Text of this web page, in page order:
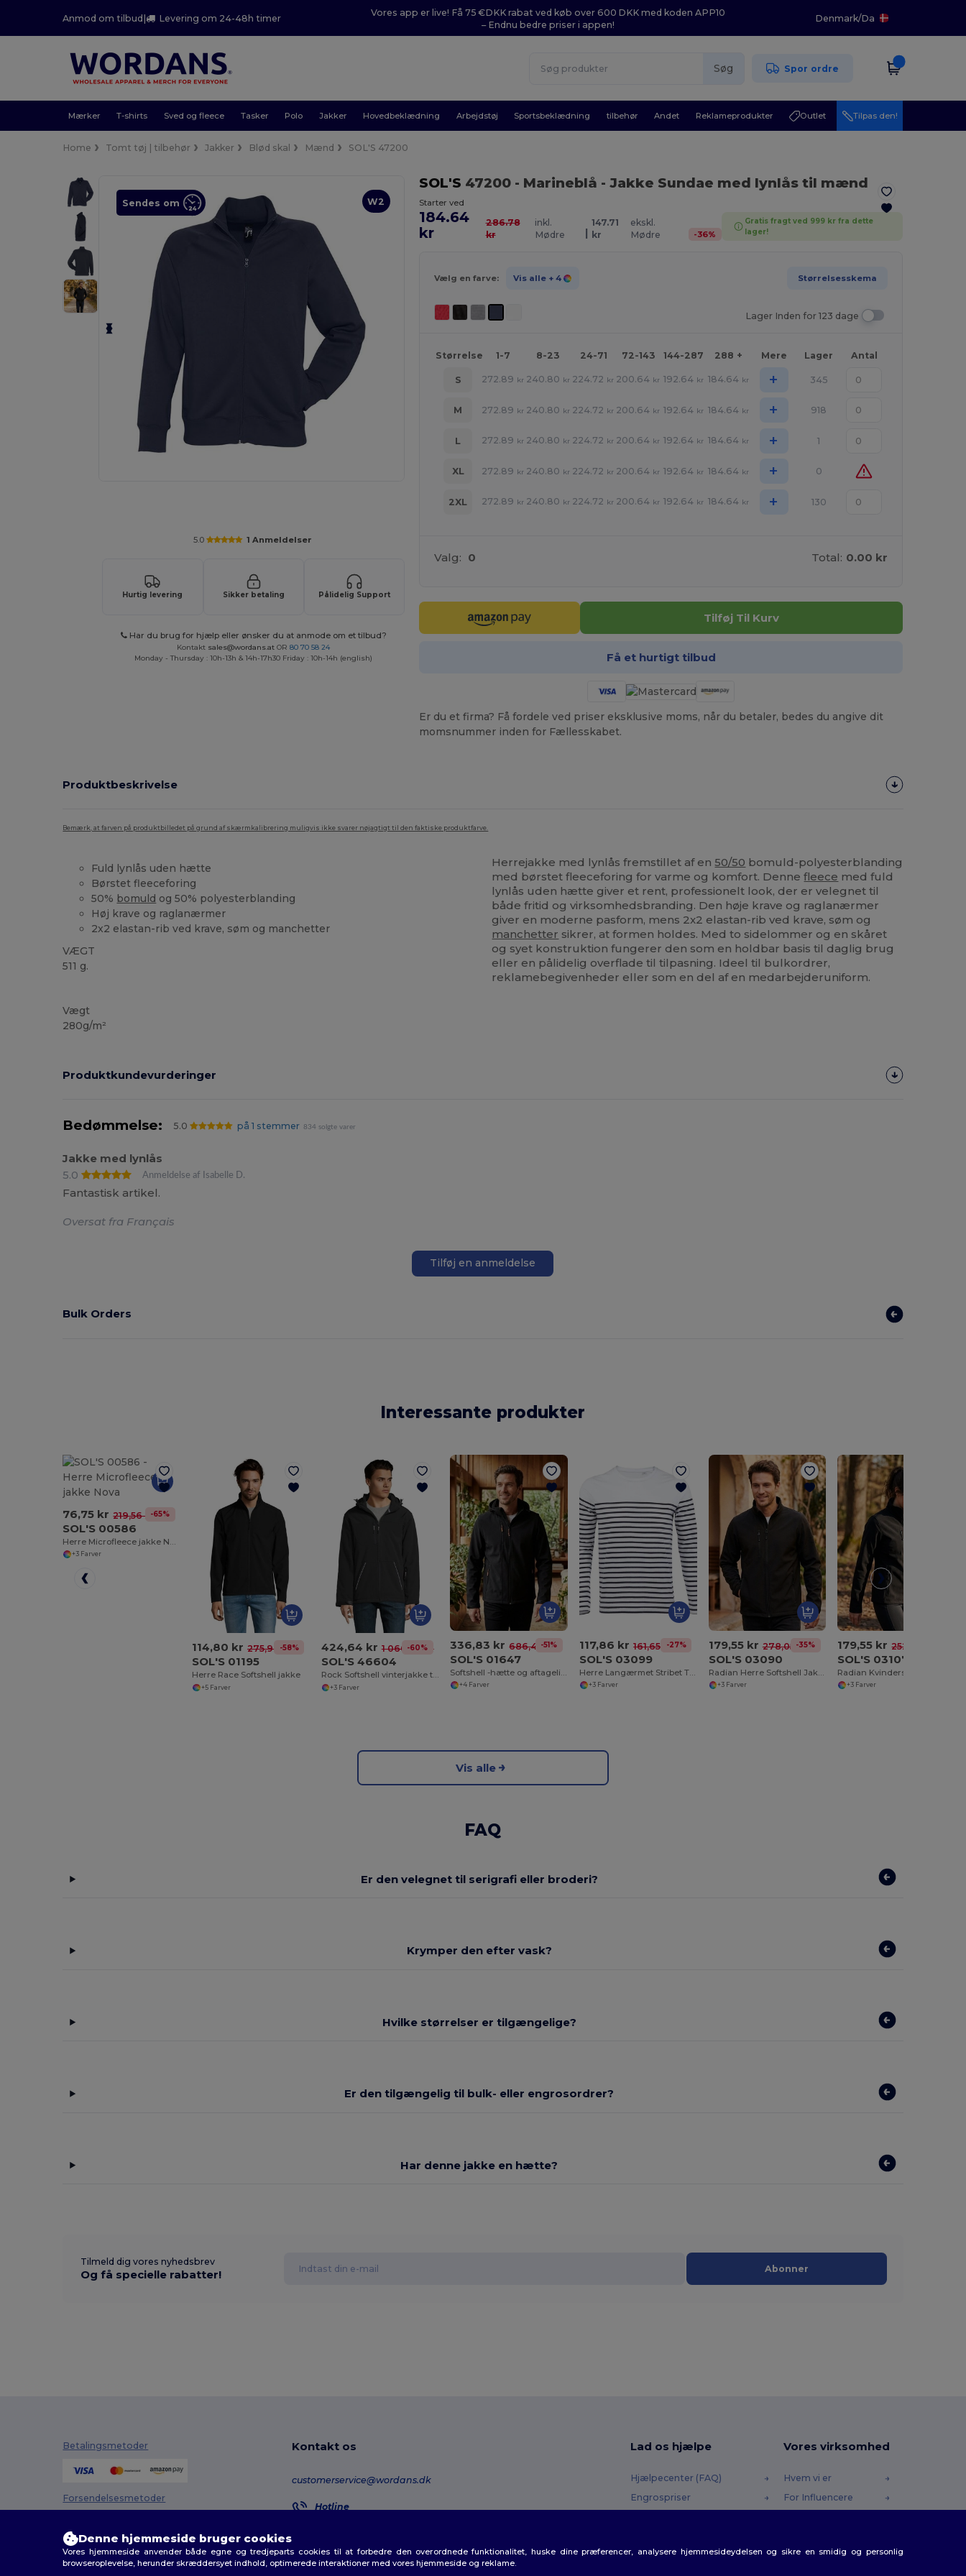
Anmod om tilbud| Levering om 24-48h timer
Vores app er live! Få 75 €DKK rabat ved køb over 600 DKK med koden APP10
– Endnu bedre priser i appen!
Denmark/Da
Søg Spor ordre
Mærker T-shirts Sved og fleece Tasker Polo Jakker Hovedbeklædning Arbejdstøj Sportsbeklædning tilbehør Andet Reklameprodukter Outlet Tilpas den!
Home Tomt tøj | tilbehør Jakker Blød skal Mænd SOL'S 47200
W2
Sendes om
5.0 1 Anmeldelser
Hurtig levering Sikker betaling Pålidelig Support
Har du brug for hjælp eller ønsker du at anmode om et tilbud?
Kontakt sales@wordans.at OR80 70 58 24
Monday - Thursday : 10h-13h & 14h-17h30 Friday : 10h-14h (english)
SOL'S 47200 - Marineblå - Jakke Sundae med lynlås til mænd
Starter ved
184.64
kr
286.78
kr
inkl.
Mødre
|
147.71
kr
ekskl.
Mødre
-36%
Gratis fragt ved 999 kr fra dette
lager!
Vælg en farve: Vis alle + 4 Størrelsesskema
Lager Inden for 123 dage
Størrelse 1-7 8-23 24-71 72-143 144-287 288 + Mere Lager Antal
S 272.89 kr 240.80 kr 224.72 kr 200.64 kr 192.64 kr 184.64 kr + 345
M 272.89 kr 240.80 kr 224.72 kr 200.64 kr 192.64 kr 184.64 kr + 918
L 272.89 kr 240.80 kr 224.72 kr 200.64 kr 192.64 kr 184.64 kr + 1
XL 272.89 kr 240.80 kr 224.72 kr 200.64 kr 192.64 kr 184.64 kr + 0
2XL 272.89 kr 240.80 kr 224.72 kr 200.64 kr 192.64 kr 184.64 kr + 130
Valg: 0 Total: 0.00 kr
Tilføj Til Kurv
Få et hurtigt tilbud
Er du et firma? Få fordele ved priser eksklusive moms, når du betaler, bedes du angive dit
momsnummer inden for Fællesskabet.
Produktbeskrivelse
Bemærk, at farven på produktbilledet på grund af skærmkalibrering muligvis ikke svarer nøjagtigt til den faktiske produktfarve.
Fuld lynlås uden hætte
Børstet fleeceforing
50% bomuld og 50% polyesterblanding
Høj krave og raglanærmer
2x2 elastan-rib ved krave, søm og manchetter
VÆGT
511 g.
Vægt
280g/m²
Herrejakke med lynlås fremstillet af en50/50 bomuld-polyesterblanding
med børstet fleeceforing for varme og komfort. Dennefleece med fuld
lynlås uden hætte giver et rent, professionelt look, der er velegnet til
både fritid og virksomhedsbranding. Den høje krave og raglanærmer
giver en moderne pasform, mens 2x2 elastan-rib ved krave, søm og
manchetter sikrer, at formen holdes. Med to sidelommer og en skåret
og syet konstruktion fungerer den som en holdbar basis til daglig brug
eller en pålidelig overflade til tilpasning. Ideel til bulkordrer,
reklamebegivenheder eller som en del af en medarbejderuniform.
Produktkundevurderinger
Bedømmelse: 5.0 på 1 stemmer 834 solgte varer
Jakke med lynlås
5.0
Anmeldelse af Isabelle D.
Fantastisk artikel.
Oversat fra Français
Tilføj en anmeldelse
Bulk Orders
Interessante produkter
76,75 kr 219,56 kr-65%
SOL'S 00586
+3 Farver
114,80 kr 275,94 kr
-58%
SOL'S 01195
Herre Race Softshell jakke
+5 Farver
424,64 kr 1 060,40 kr
-60%
SOL'S 46604
Rock Softshell vinterjakke til mænd
+3 Farver
336,83 kr 686,40 kr
-51%
SOL'S 01647
Softshell -hætte og aftagelige ærmer
+4 Farver
117,86 kr 161,65 kr-27%
SOL'S 03099
Herre Langærmet Stribet T-Shirt i Blød Bomuld
+3 Farver
179,55 kr 278,05 kr-35%
SOL'S 03090
Radian Herre Softshell Jakke med Lynlås
+3 Farver
179,55 kr 252,81 kr
SOL'S 03107
+3 Farver
Vis alle
FAQ
Er den velegnet til serigrafi eller broderi?
Krymper den efter vask?
Hvilke størrelser er tilgængelige?
Er den tilgængelig til bulk- eller engrosordrer?
Har denne jakke en hætte?
Tilmeld dig vores nyhedsbrev
Og få specielle rabatter! Abonner
Betalingsmetoder
Forsendelsesmetoder
Kontakt os
customerservice@wordans.dk
Hotline
Ordresporing
Lad os hjælpe
Hjælpecenter (FAQ)
Engrospriser
Forsendelsesmetoder
Vores virksomhed
Hvem vi er
For Influencere
Denne hjemmeside bruger cookies
Vores hjemmeside anvender både egne og tredjeparts cookies til at forbedre den overordnede funktionalitet, huske dine præferencer, analysere hjemmesideydelsen og sikre en smidig og personlig
browseroplevelse, herunder skræddersyet indhold, optimerede interaktioner med vores hjemmeside og reklame.